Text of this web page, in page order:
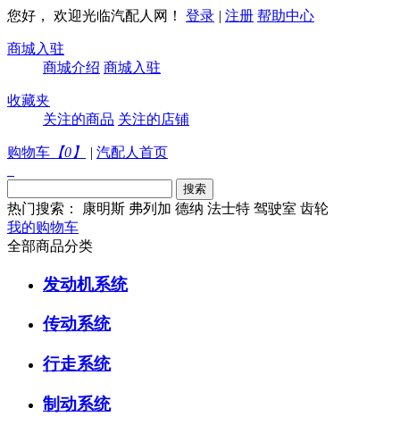
您好， 欢迎光临汽配人网！ 登录 | 注册 帮助中心
商城入驻
商城介绍 商城入驻
收藏夹
关注的商品 关注的店铺
购物车 【0 】 | 汽配人首页
热门搜索： 康明斯 弗列加 德纳 法士特 驾驶室 齿轮
我的购物车
全部商品分类
发动机系统
传动系统
行走系统
制动系统